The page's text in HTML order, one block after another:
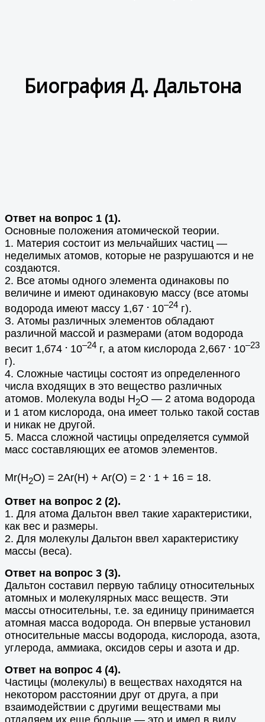
Биография Д. Дальтона
Ответ на вопрос 1 (1).
Основные положения атомической теории.
1. Материя состоит из мельчайших частиц —
неделимых атомов, которые не разрушаются и не
создаются.
2. Все атомы одного элемента одинаковы по
величине и имеют одинаковую массу (все атомы
водорода имеют массу 1,67 . 10–24 г).
З. Атомы различных элементов обладают
различной массой и размерами (атом водорода
весит 1,б74 . 10–24 г, а атом кислорода 2,667 . 10–23
г).
4. Сложные частицы состоят из определенного
числа входящих в это вещество различных
атомов. Молекула воды Н2О — 2 атома водорода
и 1 атом кислорода, она имеет только такой состав
и никак не другой.
5. Масса сложной частицы определяется суммой
масс составляющих ее атомов элементов.
Мr(Н2О) = 2Аr(Н) + Аr(О) = 2 . 1 + 16 = 18.
Ответ на вопрос 2 (2).
1. Для атома Дальтон ввел такие характеристики,
как вес и размеры.
2. Для молекулы Дальтон ввел характеристику
массы (веса).
Ответ на вопрос 3 (3).
Дальтон составил первую таблицу относительных
атомных и молекулярных масс веществ. Эти
массы относительны, т.е. за единицу принимается
атомная масса водорода. Он впервые установил
относительные массы водорода, кислорода, азота,
углерода, аммиака, оксидов серы и азота и др.
Ответ на вопрос 4 (4).
Частицы (молекулы) в веществах находятся на
некотором расстоянии друг от друга, а при
взаимодействии с другими веществами мы
отдаляем их еще больше — это и имел в виду